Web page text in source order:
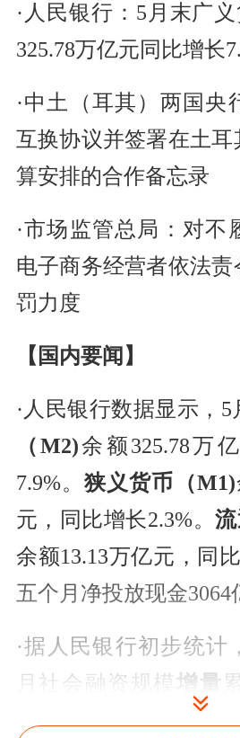
·人民银行：5月末广
325.78万亿元同比增长
·中土（耳其）两国央
互换协议并签署在土
算安排的合作备忘录
·市场监管总局：对不
电子商务经营者依法责
罚力度
【国内要闻】
·人民银行数据显示，5
（M2)余额325.78万
7.9%。狭义货币（M1)
元，同比增长2.3%。
余额13.13万亿元，同
五个月净投放现金3064
·据人民银行初步统计
月社会融资规模 增量
元，比上年同期多3.83